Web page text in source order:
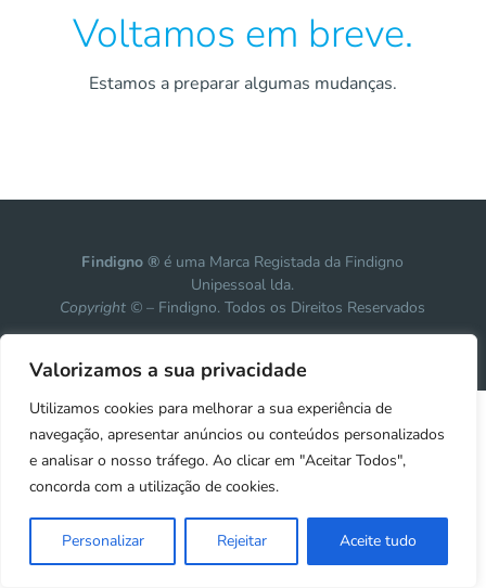
Valorizamos a sua privacidade
Utilizamos cookies para melhorar a sua experiência de
navegação, apresentar anúncios ou conteúdos personalizados
e analisar o nosso tráfego. Ao clicar em "Aceitar Todos",
concorda com a utilização de cookies.
Personalizar Rejeitar Aceite tudo
Voltamos em breve.
Estamos a preparar algumas mudanças.
Findigno ® é uma Marca Registada da Findigno
Unipessoal lda.
Copyright © – Findigno. Todos os Direitos Reservados